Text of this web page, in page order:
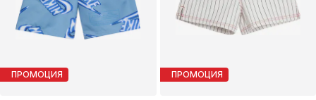
ПРОМОЦИЯ ПРОМОЦИЯ